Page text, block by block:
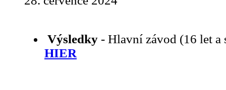
Výsledky - Hlavní závod (16 let a
HIER